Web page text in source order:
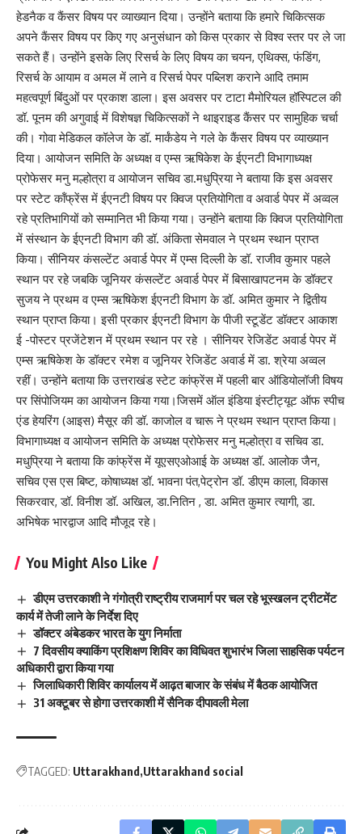
हेडनैक व कैंसर विषय पर व्याख्यान दिया। उन्होंने बताया कि हमारे चिकित्सक
अपने कैंसर विषय पर किए गए अनुसंधान को किस प्रकार से विश्व स्तर पर ले जा
सकते हैं। उन्होंने इसके लिए रिसर्च के लिए विषय का चयन, एथिक्स, फंडिंग,
रिसर्च के आयाम व अमल में लाने व रिसर्च पेपर पब्लिश कराने आदि तमाम
महत्वपूर्ण बिंदुओं पर प्रकाश डाला। इस अवसर पर टाटा मैमोरियल हॉस्पिटल की
डॉ. पूनम की अगुवाई में विशेषज्ञ चिकित्सकों ने थाइराइड कैंसर पर सामुहिक चर्चा
की। गोवा मेडिकल कॉलेज के डॉ. मार्कंडेय ने गले के कैंसर विषय पर व्याख्यान
दिया। आयोजन समिति के अध्यक्ष व एम्स ऋषिकेश के ईएनटी विभागाध्यक्ष
प्रोफेसर मनु मल्होत्रा व आयोजन सचिव डा.मधुप्रिया ने बताया कि इस अवसर
पर स्टेट कॉंफ्रेंस में ईएनटी विषय पर क्विज प्रतियोगिता व अवार्ड पेपर में अव्वल
रहे प्रतिभागियों को सम्मानित भी किया गया। उन्होंने बताया कि क्विज प्रतियोगिता
में संस्थान के ईएनटी विभाग की डॉ. अंकिता सेमवाल ने प्रथम स्थान प्राप्त
किया। सीनियर कंसल्टेंट अवार्ड पेपर में एम्स दिल्ली के डॉ. राजीव कुमार पहले
स्थान पर रहे जबकि जूनियर कंसल्टेंट अवार्ड पेपर में बिसाखापटनम के डॉक्टर
सुजय ने प्रथम व एम्स ऋषिकेश ईएनटी विभाग के डॉ. अमित कुमार ने द्वितीय
स्थान प्राप्त किया। इसी प्रकार ईएनटी विभाग के पीजी स्टूडेंट डॉक्टर आकाश
ई -पोस्टर प्रजेंटेशन में प्रथम स्थान पर रहे । सीनियर रेजिडेंट अवार्ड पेपर में
एम्स ऋषिकेश के डॉक्टर रमेश व जूनियर रेजिडेंट अवार्ड में डा. श्रेया अव्वल
रहीं। उन्होंने बताया कि उत्तराखंड स्टेट कांफ्रेंस में पहली बार ऑडियोलॉजी विषय
पर सिंपोजियम का आयोजन किया गया।जिसमें ऑल इंडिया इंस्टीट्यूट ऑफ स्पीच
एंड हेयरिंग (आइस) मैसूर की डॉ. काजोल व चारू ने प्रथम स्थान प्राप्त किया।
विभागाध्यक्ष व आयोजन समिति के अध्यक्ष प्रोफेसर मनु मल्होत्रा व सचिव डा.
मधुप्रिया ने बताया कि कांफ्रेंस में यूएसएओआई के अध्यक्ष डॉ. आलोक जैन,
सचिव एस एस बिष्ट, कोषाध्यक्ष डॉ. भावना पंत,पेट्रोन डॉ. डीएम काला, विकास
सिकरवार, डॉ. विनीश डॉ. अखिल, डा.नितिन , डा. अमित कुमार त्यागी, डा.
अभिषेक भारद्वाज आदि मौजूद रहे।
You Might Also Like
डीएम उत्तरकाशी ने गंगोत्री राष्ट्रीय राजमार्ग पर चल रहे भूस्खलन ट्रीटमेंट
कार्य में तेजी लाने के निर्देश दिए
डॉक्टर अंबेडकर भारत के युग निर्माता
7 दिवसीय क्याकिंग प्रशिक्षण शिविर का विधिवत शुभारंभ जिला साहसिक पर्यटन
अधिकारी द्वारा किया गया
जिलाधिकारी शिविर कार्यालय में आढ़त बाजार के संबंध में बैठक आयोजित
31 अक्टूबर से होगा उत्तरकाशी में सैनिक दीपावली मेला
TAGGED: Uttarakhand Uttarakhand social